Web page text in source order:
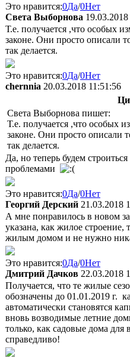
Это нравится:0Да/0Нет
Света Выборнова 19.03.2018
Т.е. получается ,что особых
законе. Они просто описали
так делается.
Это нравится:0Да/0Нет
chernnia 20.03.2018 11:51:56
Света Выборнова пишет:
Т.е. получается ,что особых
законе. Они просто описали
так делается.
Да, но теперь будем
проблемами
Это нравится:0Да/0Нет
Георгий Дерский 21.03.2018
А мне понравилось в новом
указана, как жилое строение,
жилым домом и не нужно
Это нравится:0Да/0Нет
Дмитрий Дачков 22.03.2018
Получается, что те жилые
обозначены до 01.01.2019 г.
автоматически становятся
вновь возводимые летние
только, как садовые дома
справедливо!